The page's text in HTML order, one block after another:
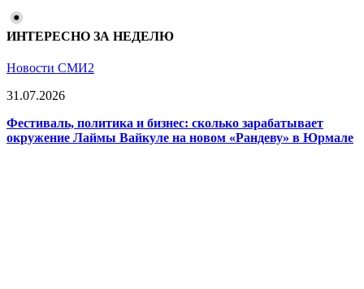
ИНТЕРЕСНО ЗА НЕДЕЛЮ
Новости СМИ2
31.07.2026
Фестиваль, политика и бизнес: сколько зарабатывает
окружение Лаймы Вайкуле на новом «Рандеву» в Юрмале